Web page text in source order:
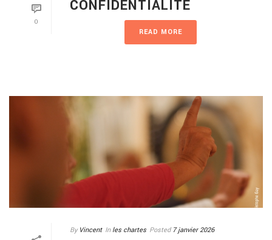
0
CONFIDENTIALITÉ
READ MORE
By Vincent In les chartes Posted 7 janvier 2026